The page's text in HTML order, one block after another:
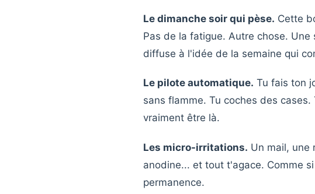
Le dimanche soir qui pèse. Cette
Pas de la fatigue. Autre chose.
diffuse à l'idée de la semaine qui
Le pilote automatique. Tu fais ton
sans flamme. Tu coches des cases.
vraiment être là.
Les micro-irritations. Un mail, une
anodine... et tout t'agace. Comme
permanence.